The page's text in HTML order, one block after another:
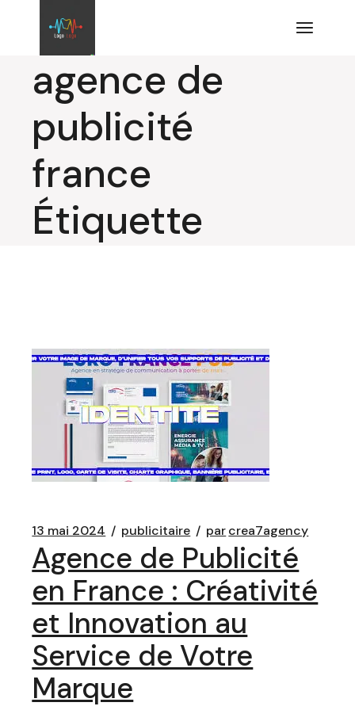
contenu
agence de
publicité
france
Étiquette
13 mai 2024 publicitaire parcrea7agency
Agence de Publicité
en France : Créativité
et Innovation au
Service de Votre
Marque